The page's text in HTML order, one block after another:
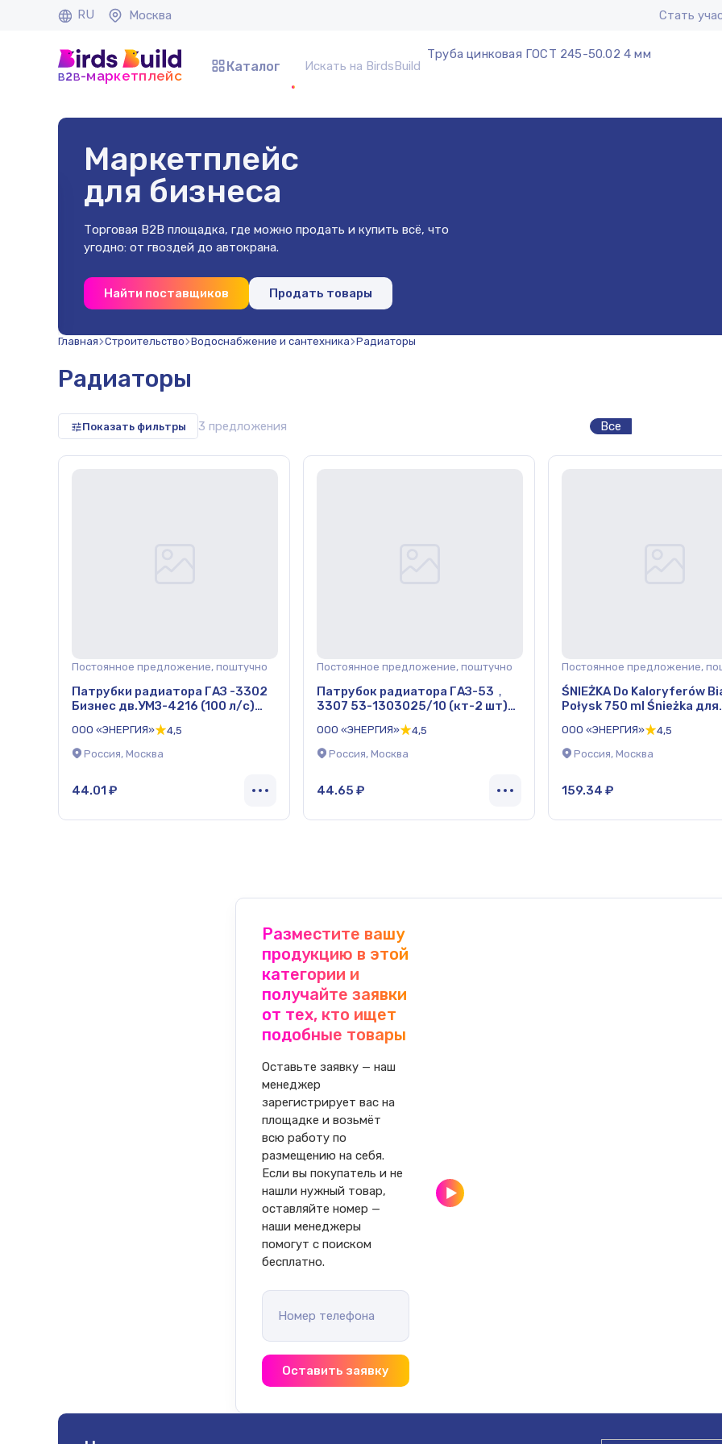
RU Москва Стать
b2b-маркетплейс
Каталог
Труба цинковая ГОСТ 245-50.02 4 мм
Маркетплейс
для бизнеса
Торговая B2B площадка, где можно продать и купить всё, что
угодно: от гвоздей до автокрана.
Найти поставщиков Продать товары
Главная Строительство Водоснабжение и сантехника Радиаторы
Радиаторы
Показать фильтры 3 предложения Все
Постоянное предложение, поштучно
Патрубки радиатора ГАЗ -3302
Бизнес дв.УМЗ-4216 (100 л/с)
TRUCKMAN
ООО «ЭНЕРГИЯ»
4,5
Россия, Москва
44.01 ₽
Постоянное предложение, поштучно
Патрубок радиатора ГАЗ-53，
3307 53-1303025/10 (кт-2 шт)
ООО «ЭНЕРГИЯ»
4,5
Россия, Москва
44.65 ₽
Постоянное предложение,
ŚNIEŻKA Do Kaloryferów
Połysk 750 ml Śnieżka для
ООО «ЭНЕРГИЯ»
4,5
Россия, Москва
159.34 ₽
Разместите вашу
продукцию в этой
категории и
получайте заявки
от тех, кто ищет
подобные товары
Оставьте заявку — наш
менеджер
зарегистрирует вас на
площадке и возьмёт
всю работу по
размещению на себя.
Если вы покупатель и не
нашли нужный товар,
оставляйте номер —
наши менеджеры
помогут с поиском
бесплатно.
Номер телефона
Оставить заявку